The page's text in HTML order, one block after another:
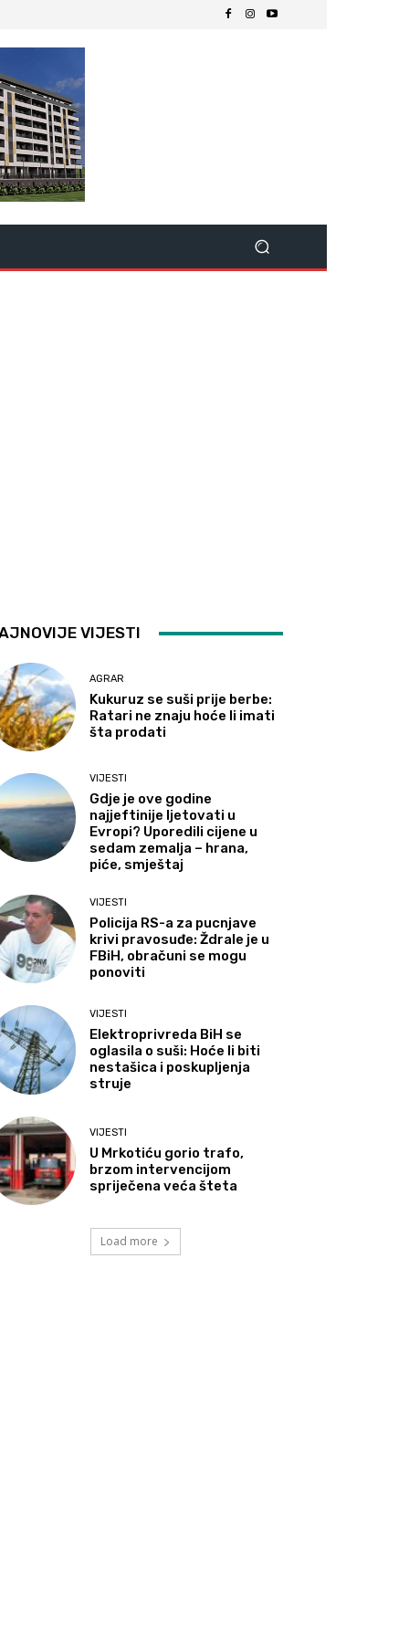
VIJESTI
AGRAR
Kukuruz se suši prije berbe:
Ratari ne znaju hoće li imati
šta prodati
VIJESTI
Gdje je ove godine
najjeftinije ljetovati u
Evropi? Uporedili cijene u
sedam zemalja – hrana,
piće, smještaj
VIJESTI
Policija RS-a za pucnjave
krivi pravosuđe: Ždrale je u
FBiH, obračuni se mogu
ponoviti
VIJESTI
Elektroprivreda BiH se
oglasila o suši: Hoće li biti
nestašica i poskupljenja
struje
VIJESTI
U Mrkotiću gorio trafo,
brzom intervencijom
spriječena veća šteta
Load more